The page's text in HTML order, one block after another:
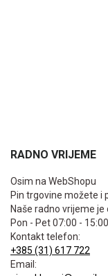
RADNO VRIJEME
Osim na WebShopu
Pin trgovine možete i
Naše radno vrijeme je
Pon - Pet 07:00 - 15:00
Kontakt telefon:
+385 (31) 617 722
Email: